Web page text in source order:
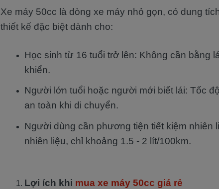
Xe máy 50cc là dòng xe máy nhỏ gọn, có dung
thiết kế đặc biệt dành cho:
Học sinh từ 16 tuổi trở lên: Không cần bằng
khiển.
Người lớn tuổi hoặc người mới biết lái: Tốc
an toàn khi di chuyển.
Người dùng cần phương tiện tiết kiệm nhiên
nhiên liệu, chỉ khoảng 1.5 - 2 lít/100km.
Lợi ích khi mua xe máy 50cc giá rẻ